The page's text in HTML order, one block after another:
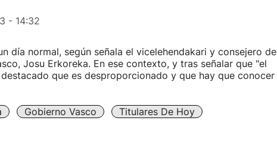
- 14:32
día normal, según señala el vicelehendakari y consejero de
Josu Erkoreka. En ese contexto, y tras señalar que "el
que es desproporcionado y que hay que conocer
Gobierno Vasco
Titulares De Hoy